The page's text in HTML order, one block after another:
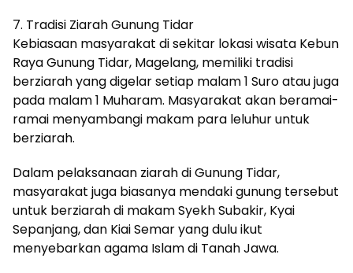
7. Tradisi Ziarah Gunung Tidar
Kebiasaan masyarakat di sekitar lokasi wisata Kebun
Raya Gunung Tidar, Magelang, memiliki tradisi
berziarah yang digelar setiap malam 1 Suro atau juga
pada malam 1 Muharam. Masyarakat akan beramai-
ramai menyambangi makam para leluhur untuk
berziarah.
Dalam pelaksanaan ziarah di Gunung Tidar,
masyarakat juga biasanya mendaki gunung tersebut
untuk berziarah di makam Syekh Subakir, Kyai
Sepanjang, dan Kiai Semar yang dulu ikut
menyebarkan agama Islam di Tanah Jawa.